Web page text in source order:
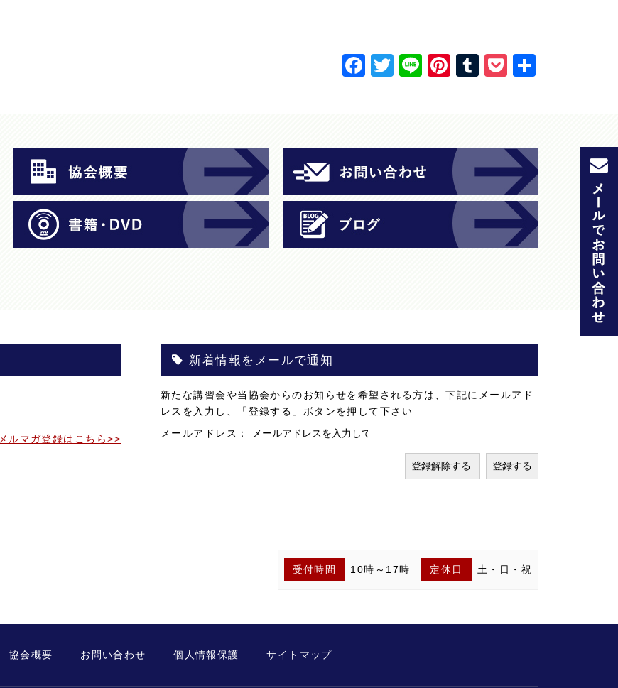
F
b
o
o
k
T Li
Pi
st
T
r
P
et
メルマガ登録はこちら>>
新着情報をメールで通知
新たな講習会や当協会からのお知らせを希望される方は、下記にメールアド
レスを入力し、「登録する」ボタンを押して下さい
メールアドレス：
受付時間 10時～17時 定休日 土・日・祝
協会概要 お問い合わせ 個人情報保護 サイトマップ